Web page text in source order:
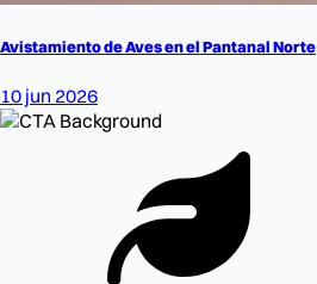
Avistamiento de Aves en el Pantanal Norte
10 jun 2026